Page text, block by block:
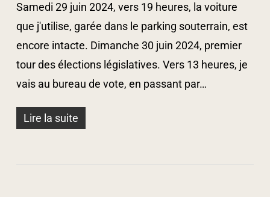
Samedi 29 juin 2024, vers 19 heures, la voiture
que j'utilise, garée dans le parking souterrain, est
encore intacte. Dimanche 30 juin 2024, premier
tour des élections législatives. Vers 13 heures, je
vais au bureau de vote, en passant par…
Lire la suite